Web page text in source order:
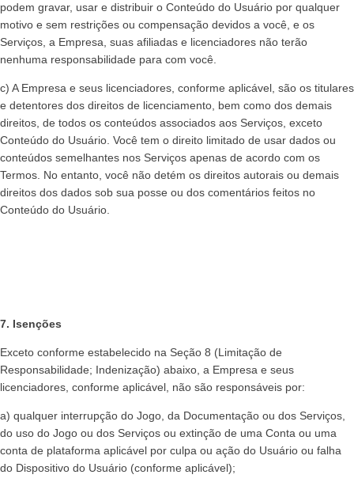
podem gravar, usar e distribuir o Conteúdo do Usuário por qualquer
motivo e sem restrições ou compensação devidos a você, e os
Serviços, a Empresa, suas afiliadas e licenciadores não terão
nenhuma responsabilidade para com você.
c) A Empresa e seus licenciadores, conforme aplicável, são os titulares
e detentores dos direitos de licenciamento, bem como dos demais
direitos, de todos os conteúdos associados aos Serviços, exceto
Conteúdo do Usuário. Você tem o direito limitado de usar dados ou
conteúdos semelhantes nos Serviços apenas de acordo com os
Termos. No entanto, você não detém os direitos autorais ou demais
direitos dos dados sob sua posse ou dos comentários feitos no
Conteúdo do Usuário.
7. Isenções
Exceto conforme estabelecido na Seção 8 (Limitação de
Responsabilidade; Indenização) abaixo, a Empresa e seus
licenciadores, conforme aplicável, não são responsáveis por:
a) qualquer interrupção do Jogo, da Documentação ou dos Serviços,
do uso do Jogo ou dos Serviços ou extinção de uma Conta ou uma
conta de plataforma aplicável por culpa ou ação do Usuário ou falha
do Dispositivo do Usuário (conforme aplicável);